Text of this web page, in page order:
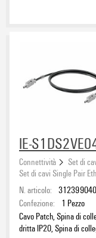
IE-
Connettività
Set di
Set di cavi Single Pair
N. articolo:
Confezione:
1 Pezzo
Cavo Patch, Spina di
dritta IP20, Spina di